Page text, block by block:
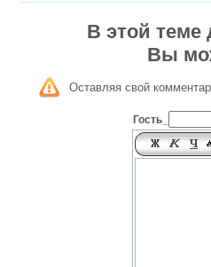
В этой теме
Вы
Оставляя свой
Гость_